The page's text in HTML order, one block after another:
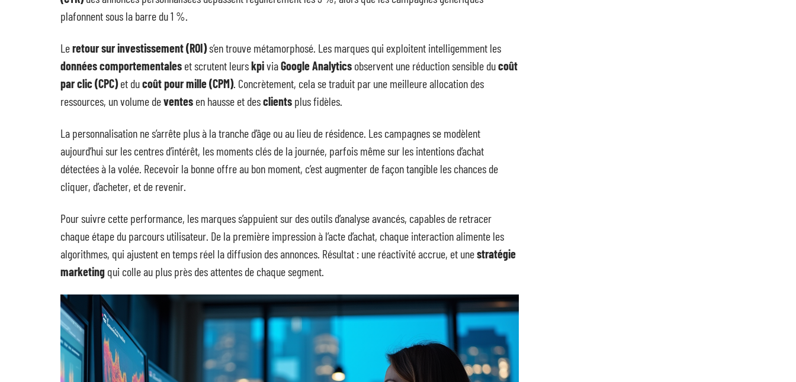
plafonnent sous la barre du 1 %.
Leretour sur investissement (ROI)s’en trouve métamorphosé. Les marques qui exploitent intelligemment les
données comportementales et scrutent leurskpiviaGoogle Analytics observent une réduction sensible ducoût
par clic (CPC)et ducoût pour mille (CPM). Concrètement, cela se traduit par une meilleure allocation des
ressources, un volume deventes en hausse et desclients plus fidèles.
La personnalisation ne s’arrête plus à la tranche d’âge ou au lieu de résidence. Les campagnes se modèlent
aujourd’hui sur les centres d’intérêt, les moments clés de la journée, parfois même sur les intentions d’achat
détectées à la volée. Recevoir la bonne offre au bon moment, c’est augmenter de façon tangible les chances de
cliquer, d’acheter, et de revenir.
Pour suivre cette performance, les marques s’appuient sur des outils d’analyse avancés, capables de retracer
chaque étape du parcours utilisateur. De la première impression à l’acte d’achat, chaque interaction alimente les
algorithmes, qui ajustent en temps réel la diffusion des annonces. Résultat : une réactivité accrue, et unestratégie
marketing qui colle au plus près des attentes de chaque segment.